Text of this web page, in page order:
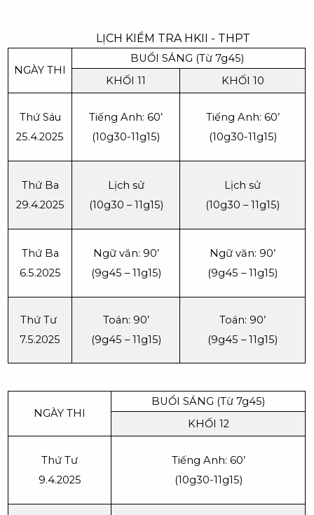
LỊCH KIỂM TRA HKII - THPT
NGÀY THI
BUỔI SÁNG (Từ 7g45)
KHỐI 11
KHỐI 10
Thứ Sáu
25.4.2025
Tiếng Anh: 60’
(10g30-11g15)
Tiếng Anh: 60’
(10g30-11g15)
Thứ Ba
29.4.2025
Lịch sử
(10g30 – 11g15)
Lịch sử
(10g30 – 11g15)
Thứ Ba
6.5.2025
Ngữ văn: 90’
(9g45 – 11g15)
Ngữ văn: 90’
(9g45 – 11g15)
Thứ Tư
7.5.2025
Toán: 90’
(9g45 – 11g15)
Toán: 90’
(9g45 – 11g15)
NGÀY THI
BUỔI SÁNG (Từ 7g45)
KHỐI 12
Thứ Tư
9.4.2025
Tiếng Anh: 60’
(10g30-11g15)